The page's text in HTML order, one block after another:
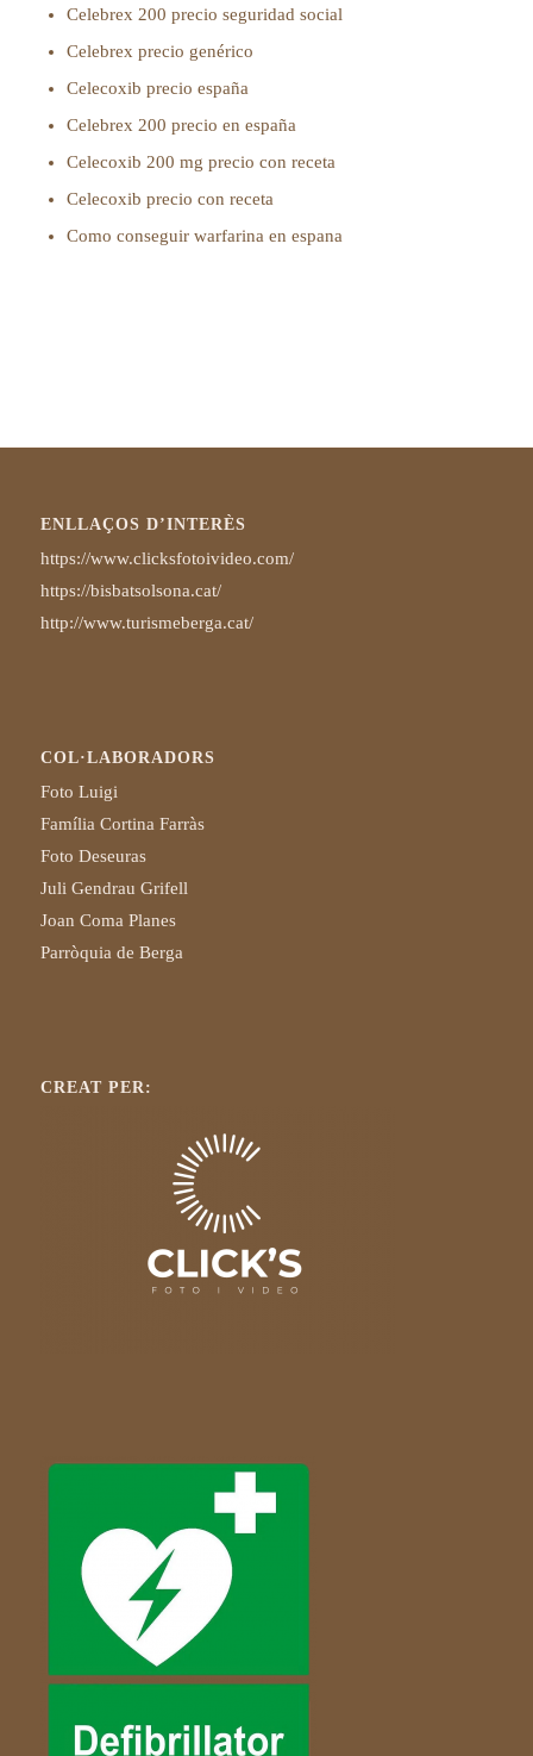
Celebrex 200 precio seguridad social
Celebrex precio genérico
Celecoxib precio españa
Celebrex 200 precio en españa
Celecoxib 200 mg precio con receta
Celecoxib precio con receta
Como conseguir warfarina en espana
ENLLAÇOS D’INTERÈS
https://www.clicksfotoivideo.com/
https://bisbatsolsona.cat/
http://www.turismeberga.cat/
COL·LABORADORS
Foto Luigi
Família Cortina Farràs
Foto Deseuras
Juli Gendrau Grifell
Joan Coma Planes
Parròquia de Berga
CREAT PER: